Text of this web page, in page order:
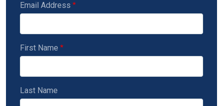
Email Address
First Name
Last Name